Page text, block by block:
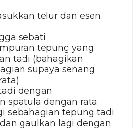
telur dan esen
sebati
tepung yang
tadi (bahagikan
supaya senang
dengan
spatula dengan rata
sebahagian tepung tadi
gaulkan lagi dengan